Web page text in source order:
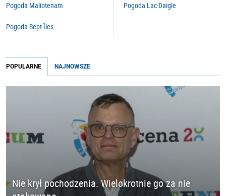
Pogoda Maliotenam
Pogoda Sept-Îles
Pogoda Lac-Daigle
POPULARNE NAJNOWSZE
Nie krył pochodzenia. Wielokrotnie go za nie